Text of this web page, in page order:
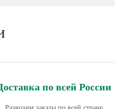
по всей России